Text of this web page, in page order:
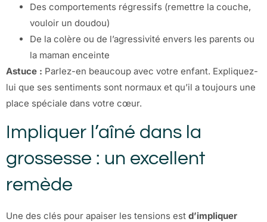
Des comportements régressifs (remettre la couche,
vouloir un doudou)
De la colère ou de l’agressivité envers les parents ou
la maman enceinte
Astuce : Parlez-en beaucoup avec votre enfant. Expliquez-
lui que ses sentiments sont normaux et qu’il a toujours une
place spéciale dans votre cœur.
Impliquer l’aîné dans la
grossesse : un excellent
remède
Une des clés pour apaiser les tensions est d’impliquer